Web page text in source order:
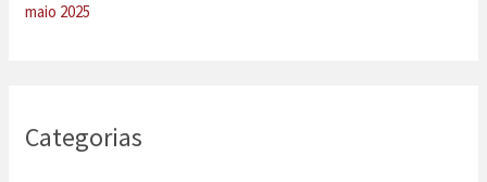
maio 2025
Categorias